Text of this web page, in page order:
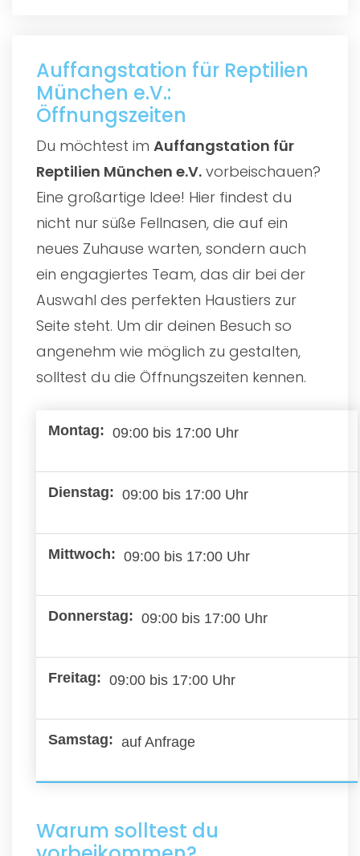
Auffangstation für Reptilien
München e.V.:
Öffnungszeiten
Du möchtest im Auffangstation für
Reptilien München e.V. vorbeischauen?
Eine großartige Idee! Hier findest du
nicht nur süße Fellnasen, die auf ein
neues Zuhause warten, sondern auch
ein engagiertes Team, das dir bei der
Auswahl des perfekten Haustiers zur
Seite steht. Um dir deinen Besuch so
angenehm wie möglich zu gestalten,
solltest du die Öffnungszeiten kennen.
09:00 bis 17:00 Uhr
09:00 bis 17:00 Uhr
09:00 bis 17:00 Uhr
09:00 bis 17:00 Uhr
09:00 bis 17:00 Uhr
auf Anfrage
Warum solltest du